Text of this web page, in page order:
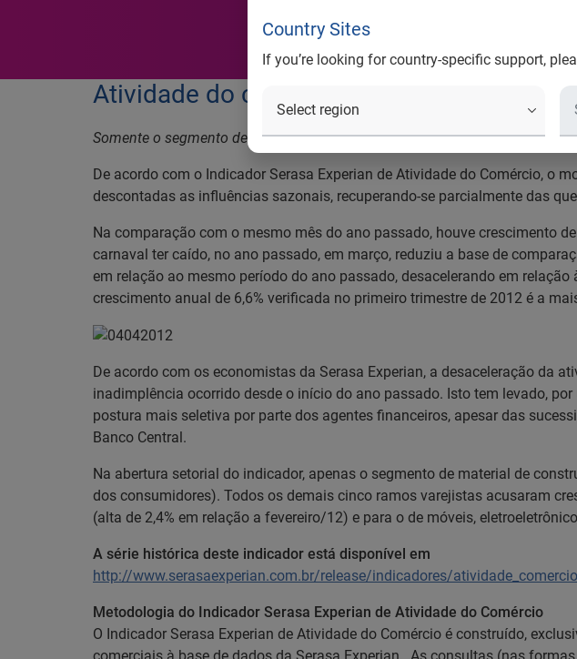
Country Sites
If you’re looking for country-specific support,
Atividade do comércio tem a primeira alta
Somente o segmento de material de construção registrou queda de
De acordo com o Indicador Serasa Experian de Atividade do Comércio, o
descontadas as influências sazonais, recuperando-se parcialmente das
Na comparação com o mesmo mês do ano passado, houve crescimento
carnaval ter caído, no ano passado, em março, reduziu a base de
em relação ao mesmo período do ano passado, desacelerando em
crescimento anual de 6,6% verificada no primeiro trimestre de 2012 é a
De acordo com os economistas da Serasa Experian, a desaceleração da
inadimplência ocorrido desde o início do ano passado. Isto tem levado,
postura mais seletiva por parte dos agentes financeiros, apesar das
Banco Central.
Na abertura setorial do indicador, apenas o segmento de material de
dos consumidores). Todos os demais cinco ramos varejistas acusaram
(alta de 2,4% em relação a fevereiro/12) e para o de móveis,
A série histórica deste indicador está disponível em
http://www.serasaexperian.com.br/release/indicadores/
Metodologia do Indicador Serasa Experian de Atividade do Comércio
O Indicador Serasa Experian de Atividade do Comércio é construído,